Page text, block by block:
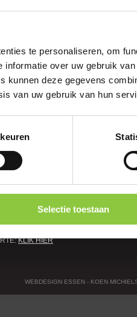
te personaliseren, om
over uw gebruik
kunnen deze gegevens
van uw gebruik van hun
Selectie toestaan
KLIK HIER
WEBDESIGN ESSEN - KOEN